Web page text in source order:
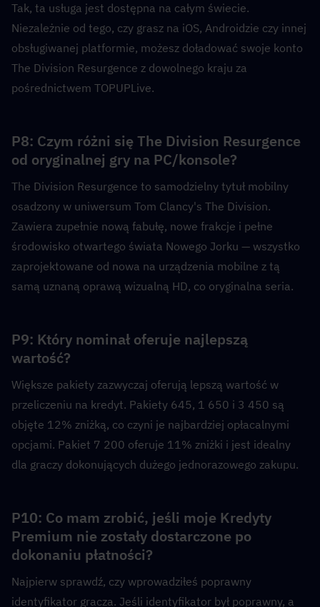
Tak, ta usługa jest dostępna na całym świecie.
Niezależnie od tego, czy grasz na iOS, Androidzie czy innej
obsługiwanej platformie, możesz doładować swoje konto
The Division Resurgence z dowolnego kraju za
pośrednictwem TOPUPLive.
P8: Czym różni się The Division Resurgence
od oryginalnej gry na PC/konsole?
The Division Resurgence to samodzielny tytuł mobilny
osadzony w uniwersum Tom Clancy's The Division.
Zawiera zupełnie nową fabułę, nowe frakcje i pełne
środowisko otwartego świata Nowego Jorku — wszystko
zaprojektowane od nowa na urządzenia mobilne z tą
samą uznaną oprawą wizualną HD, co oryginalna seria.
P9: Który nominał oferuje najlepszą
wartość?
Większe pakiety zazwyczaj oferują lepszą wartość w
przeliczeniu na kredyt. Pakiety 645, 1 650 i 3 450 są
objęte 12% zniżką, co czyni je najbardziej opłacalnymi
opcjami. Pakiet 7 200 oferuje 11% zniżki i jest idealny
dla graczy dokonujących dużego jednorazowego zakupu.
P10: Co mam zrobić, jeśli moje Kredyty
Premium nie zostały dostarczone po
dokonaniu płatności?
Najpierw sprawdź, czy wprowadziłeś poprawny
identyfikator gracza. Jeśli identyfikator był poprawny, a